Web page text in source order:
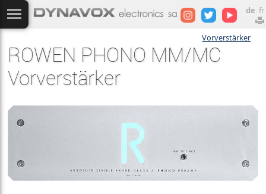
de fr
Vorverstärker
ROWEN PHONO MM/MC
Vorverstärker